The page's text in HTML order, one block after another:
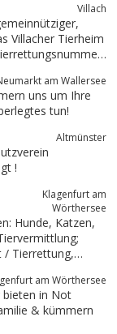
Villach
am Wallersee
tun!
Altmünster
!
Klagenfurt am
Wörthersee
Katzen,
/ Tierrettung,
am Wörthersee
bieten in Not
& kümmern